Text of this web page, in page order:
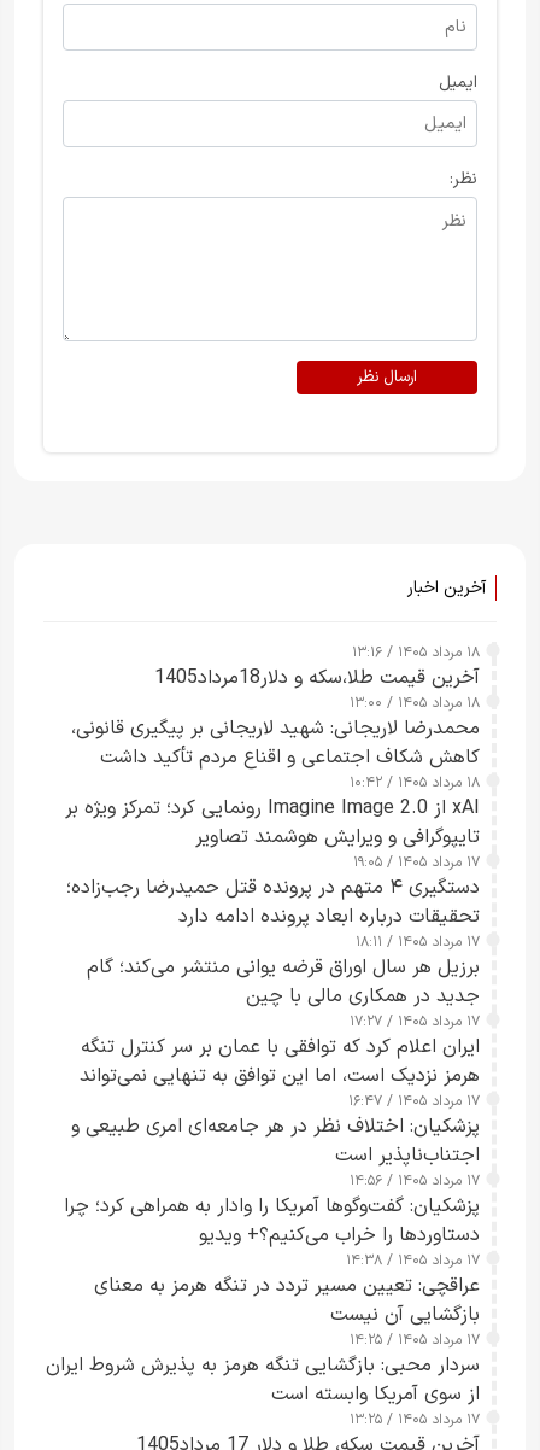
ایمیل
نظر:
ارسال نظر
آخرین اخبار
۱۸ مرداد ۱۴۰۵ / ۱۳:۱۶
آخرین قیمت طلا،سکه و دلار18مرداد1405
۱۸ مرداد ۱۴۰۵ / ۱۳:۰۰
محمدرضا لاریجانی: شهید لاریجانی بر پیگیری قانونی،
کاهش شکاف اجتماعی و اقناع مردم تأکید داشت
۱۸ مرداد ۱۴۰۵ / ۱۰:۴۲
xAI از Imagine Image 2.0 رونمایی کرد؛ تمرکز ویژه بر
تایپوگرافی و ویرایش هوشمند تصاویر
۱۷ مرداد ۱۴۰۵ / ۱۹:۰۵
دستگیری ۴ متهم در پرونده قتل حمیدرضا رجب‌زاده؛
تحقیقات درباره ابعاد پرونده ادامه دارد
۱۷ مرداد ۱۴۰۵ / ۱۸:۱۱
برزیل هر سال اوراق قرضه یوانی منتشر می‌کند؛ گام
جدید در همکاری مالی با چین
۱۷ مرداد ۱۴۰۵ / ۱۷:۲۷
ایران اعلام کرد که توافقی با عمان بر سر کنترل تنگه
هرمز نزدیک است، اما این توافق به تنهایی نمی‌تواند
آبراه را آزاد کند
۱۷ مرداد ۱۴۰۵ / ۱۶:۴۷
پزشکیان: اختلاف نظر در هر جامعه‌ای امری طبیعی و
اجتناب‌ناپذیر است
۱۷ مرداد ۱۴۰۵ / ۱۴:۵۶
پزشکیان: گفت‌وگوها آمریکا را وادار به همراهی کرد؛ چرا
دستاوردها را خراب می‌کنیم؟+ ویدیو
۱۷ مرداد ۱۴۰۵ / ۱۴:۳۸
عراقچی: تعیین مسیر تردد در تنگه هرمز به معنای
بازگشایی آن نیست
۱۷ مرداد ۱۴۰۵ / ۱۴:۲۵
سردار محبی: بازگشایی تنگه هرمز به پذیرش شروط ایران
از سوی آمریکا وابسته است
۱۷ مرداد ۱۴۰۵ / ۱۳:۲۵